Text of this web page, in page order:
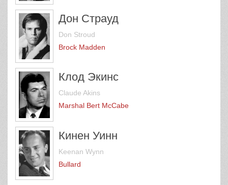
Дон Страуд
Don Stroud
Brock Madden
Клод Экинс
Claude Akins
Marshal Bert McCabe
Кинен Уинн
Keenan Wynn
Bullard